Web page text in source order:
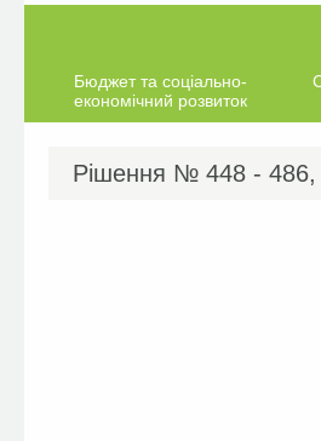
Бюджет та соціально-
економічний розвиток
Рішення № 448 -